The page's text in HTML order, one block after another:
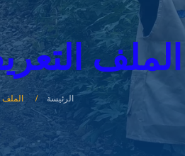
الملف
الرئيسة